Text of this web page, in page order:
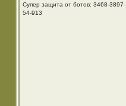
Супер защита от ботов: 3468-3897-
54-913